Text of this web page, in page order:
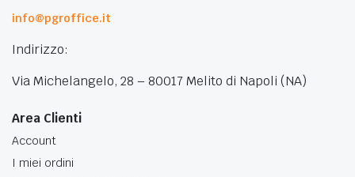
info@pgroffice.it
Indirizzo:
Via Michelangelo, 28 – 80017 Melito di Napoli (NA)
Area Clienti
Account
I miei ordini